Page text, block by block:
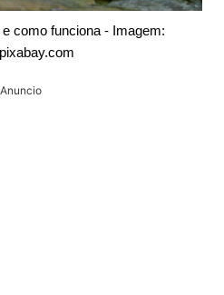
como funciona - Imagem:
Anuncio